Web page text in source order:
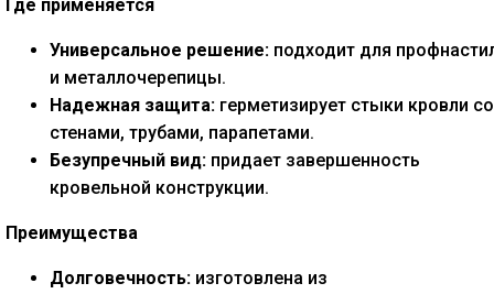
Где применяется
Универсальное решение: подходит для
и металлочерепицы.
Надежная защита: герметизирует стыки кровли со
стенами, трубами, парапетами.
Безупречный вид: придает завершенность
кровельной конструкции.
Преимущества
Долговечность: изготовлена из